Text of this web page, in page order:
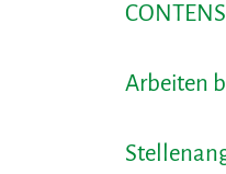
Arbeiten